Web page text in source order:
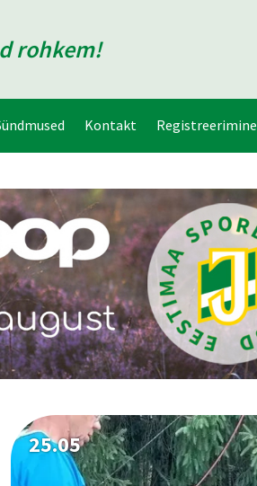
rohkem!
Kontakt Registreerimine
25.05